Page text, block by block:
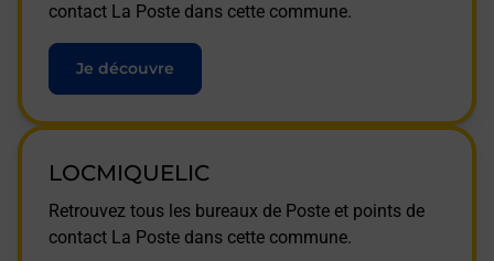
contact La Poste dans cette commune.
Je découvre
LOCMIQUELIC
Retrouvez tous les bureaux de Poste et points de
contact La Poste dans cette commune.